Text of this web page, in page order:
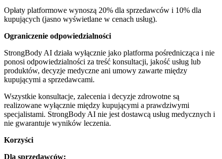
Opłaty platformowe wynoszą 20% dla sprzedawców i 10% dla
kupujących (jasno wyświetlane w cenach usług).
Ograniczenie odpowiedzialności
StrongBody AI działa wyłącznie jako platforma pośrednicząca i nie
ponosi odpowiedzialności za treść konsultacji, jakość usług lub
produktów, decyzje medyczne ani umowy zawarte między
kupującymi a sprzedawcami.
Wszystkie konsultacje, zalecenia i decyzje zdrowotne są
realizowane wyłącznie między kupującymi a prawdziwymi
specjalistami. StrongBody AI nie jest dostawcą usług medycznych i
nie gwarantuje wyników leczenia.
Korzyści
Dla sprzedawców: